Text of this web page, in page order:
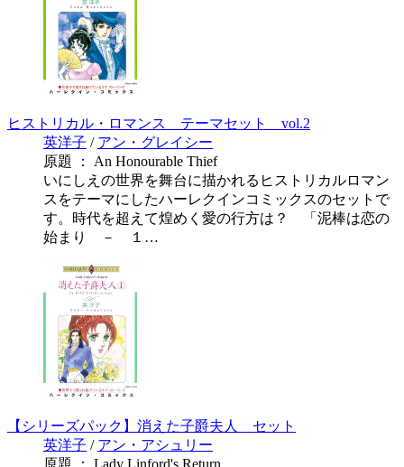
ヒストリカル・ロマンス テーマセット vol.2
英洋子 / アン・グレイシー
原題 ： An Honourable Thief
いにしえの世界を舞台に描かれるヒストリカルロマン
スをテーマにしたハーレクインコミックスのセットで
す。時代を超えて煌めく愛の行方は？ 「泥棒は恋の
始まり － １…
【シリーズパック】消えた子爵夫人 セット
英洋子 / アン・アシュリー
原題 ： Lady Linford's Return